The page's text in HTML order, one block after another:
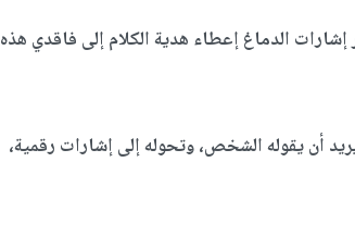
الدماغ إعطاء هدية الكلام إلى فاقدي هذه
أن يقوله الشخص، وتحوله إلى إشارات رقمية،